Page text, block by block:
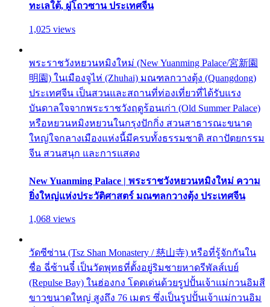
ทะเลใต้, ผู่โถวซาน ประเทศจีน
1,025 views
พระราชวังหยวนหมิงใหม่ (New Yuanming Palace/宮新園
明園) ในเมืองจูไห่ (Zhuhai) มณฑลกวางตุ้ง (Quangdong)
ประเทศจีน เป็นสวนและสถานที่ท่องเที่ยวที่ได้รับแรง
บันดาลใจจากพระราชวังฤดูร้อนเก่า (Old Summer Palace)
หรือหยวนหมิงหยวนในกรุงปักกิ่ง สวนสาธารณะขนาด
ใหญ่ใจกลางเมืองแห่งนี้มีครบทั้งธรรมชาติ สถาปัตยกรรม
จีน สวนสนุก และการแสดง
New Yuanming Palace | พระราชวังหยวนหมิงใหม่ ความ
ยิ่งใหญ่แห่งประวัติศาสตร์ มณฑลกวางตุ้ง ประเทศจีน
1,068 views
วัดซีซ่าน (Tsz Shan Monastery / 慈山寺) หรือที่รู้จักกันใน
ชื่อ ฉี่ซ้านจี๋ เป็นวัดพุทธที่ตั้งอยู่ริมชายหาดรีพัลส์เบย์
(Repulse Bay) ในฮ่องกง โดดเด่นด้วยรูปปั้นเจ้าแม่กวนอิมสี
ขาวขนาดใหญ่ สูงถึง 76 เมตร ซึ่งเป็นรูปปั้นเจ้าแม่กวนอิม